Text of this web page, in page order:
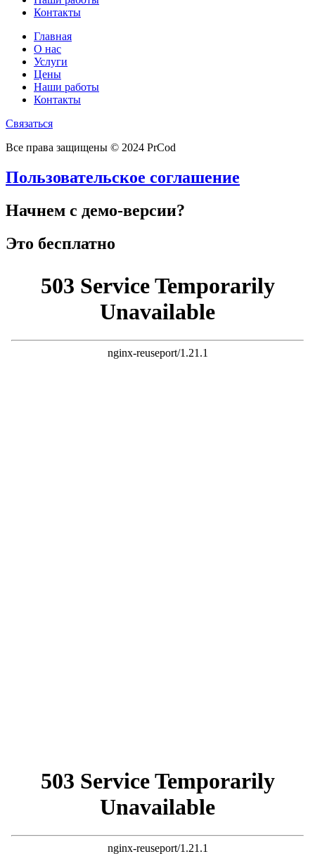
Контакты
Главная
О нас
Услуги
Цены
Наши работы
Контакты
Связаться
Все права защищены © 2024 PrCod
Пользовательское соглашение
Начнем с демо-версии?
Это бесплатно